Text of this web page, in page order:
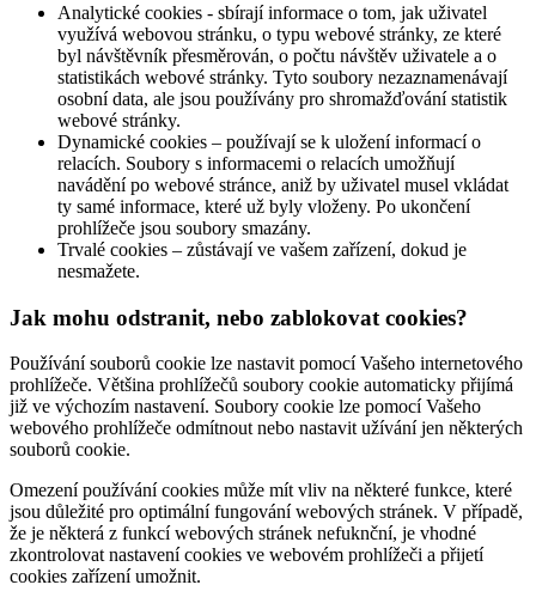
Analytické cookies - sbírají informace o tom, jak uživatel
využívá webovou stránku, o typu webové stránky, ze které
byl návštěvník přesměrován, o počtu návštěv uživatele a o
statistikách webové stránky. Tyto soubory nezaznamenávají
osobní data, ale jsou používány pro shromažďování statistik
webové stránky.
Dynamické cookies – používají se k uložení informací o
relacích. Soubory s informacemi o relacích umožňují
navádění po webové stránce, aniž by uživatel musel vkládat
ty samé informace, které už byly vloženy. Po ukončení
prohlížeče jsou soubory smazány.
Trvalé cookies – zůstávají ve vašem zařízení, dokud je
nesmažete.
Jak mohu odstranit, nebo zablokovat cookies?
Používání souborů cookie lze nastavit pomocí Vašeho internetového
prohlížeče. Většina prohlížečů soubory cookie automaticky přijímá
již ve výchozím nastavení. Soubory cookie lze pomocí Vašeho
webového prohlížeče odmítnout nebo nastavit užívání jen některých
souborů cookie.
Omezení používání cookies může mít vliv na některé funkce, které
jsou důležité pro optimální fungování webových stránek. V případě,
že je některá z funkcí webových stránek nefuknční, je vhodné
zkontrolovat nastavení cookies ve webovém prohlížeči a přijetí
cookies zařízení umožnit.